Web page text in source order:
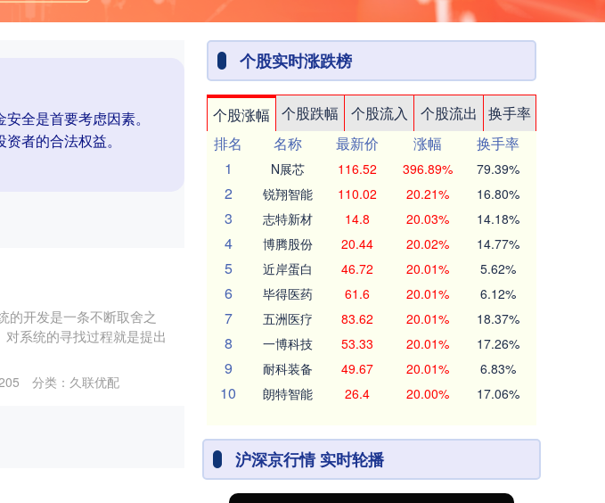
全是首要考虑因素。
者的合法权益。
的开发是一条不断取舍之
系统的寻找过程就是提出
分类： 久联优配
个股实时涨跌榜
个股涨幅 个股跌幅 个股流入 个股流出
换手率
排名
名称 最新价 涨幅
换手率
1
N展芯 116.52 396.89% 79.39%
2 锐翔智能 110.02 20.21% 16.80%
3 志特新材 14.8 20.03% 14.18%
4 博腾股份 20.44 20.02% 14.77%
5 近岸蛋白 46.72 20.01% 5.62%
6 毕得医药 61.6 20.01% 6.12%
7 五洲医疗 83.62 20.01% 18.37%
8 一博科技 53.33 20.01% 17.26%
9 耐科装备 49.67 20.01% 6.83%
10 朗特智能 26.4 20.00% 17.06%
沪深京行情 实时轮播